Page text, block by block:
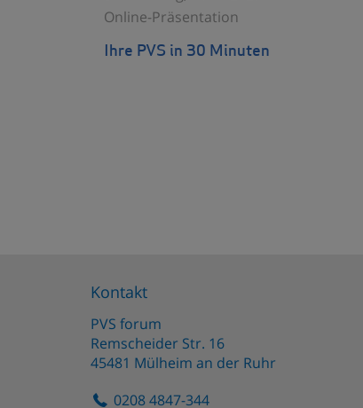
Online-Präsentation
Ihre PVS in 30 Minuten
Kontakt
PVS forum
Remscheider Str. 16
45481 Mülheim an der Ruhr
0208 4847-344